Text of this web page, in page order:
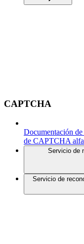
CAPTCHA
Documentación
de CAPTCHA
Servicio de
Servicio de